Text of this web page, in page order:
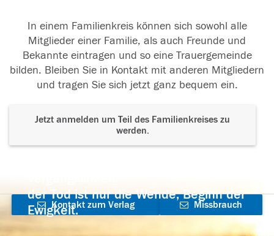
In einem Familienkreis können sich sowohl alle
Mitglieder einer Familie, als auch Freunde und
Bekannte eintragen und so eine Trauergemeinde
bilden. Bleiben Sie in Kontakt mit anderen Mitgliedern
und tragen Sie sich jetzt ganz bequem ein.
Jetzt anmelden um Teil des Familienkreises zu
werden.
der Tod ist nur die Wende, Beginn der
Ewigkeit.
Kontakt zum Verlag
aufnehmen
Missbrauch